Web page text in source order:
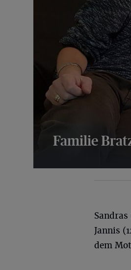
Familie
Jannis
dem